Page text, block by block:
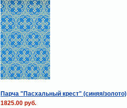
Парча "Пасхальный крест" (синяя/золото)
1825.00 руб.